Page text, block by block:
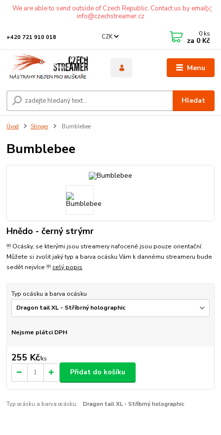
We are able to send outside of Czech Republic. Contact us by email:
info@czechstreamer.cz
Menu
CZK
Hledat
+420 721 910 018 0 ks
za 0 Kč
Úvod Stinger Bumblebee
Bumblebee
Hnědo - černý strýmr
!!! Ocásky, se kterými jsou streamery nafocené jsou pouze orientační.
Můžete si zvolit jaký typ a barva ocásku Vám k dannému streameru bude
sedět nejvíce !!! celý popis
Typ ocásku a barva ocásku
Nejsme plátci DPH
255 Kč/ks
Přidat do košíku
Typ ocásku a barva ocásku: Dragon tail XL - Stříbrný holographic